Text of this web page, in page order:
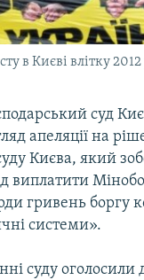
в Києві влітку
суд
апеляції на
Києва, який
виплатити
гривень боргу
системи».
суду оголосили